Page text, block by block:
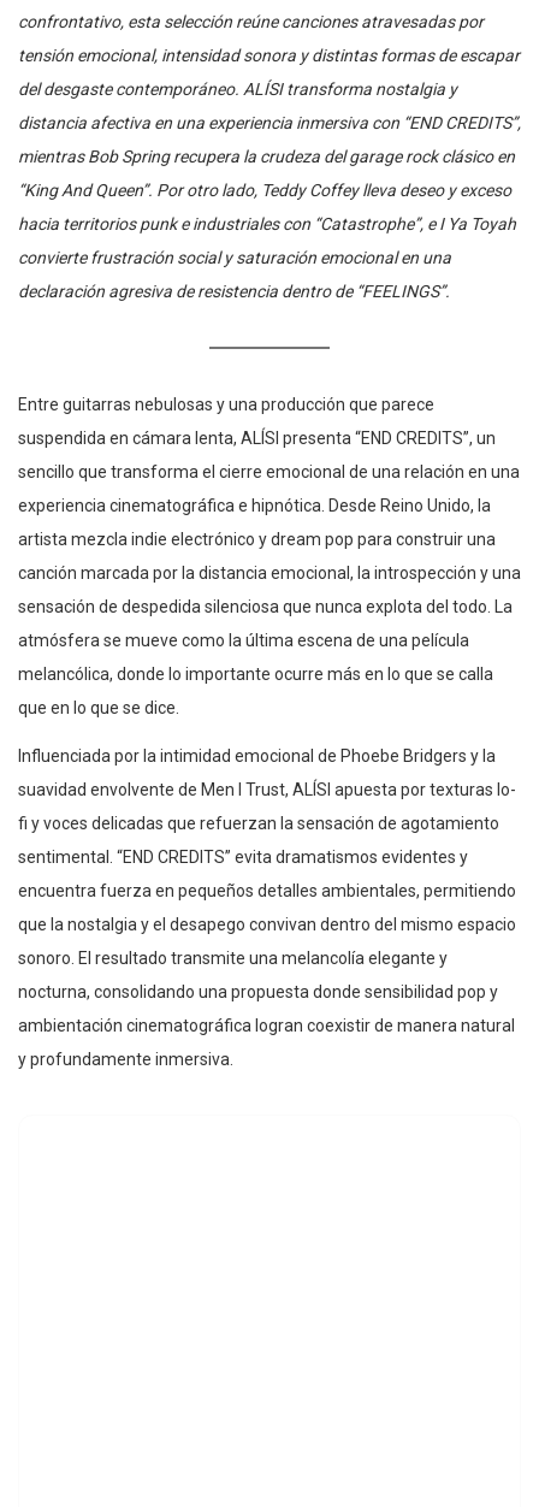
confrontativo, esta selección reúne canciones atravesadas por
tensión emocional, intensidad sonora y distintas formas de escapar
del desgaste contemporáneo. ALÍSI transforma nostalgia y
distancia afectiva en una experiencia inmersiva con “END CREDITS”,
mientras Bob Spring recupera la crudeza del garage rock clásico en
“King And Queen”. Por otro lado, Teddy Coffey lleva deseo y exceso
hacia territorios punk e industriales con “Catastrophe”, e I Ya Toyah
convierte frustración social y saturación emocional en una
declaración agresiva de resistencia dentro de “FEELINGS”.
Entre guitarras nebulosas y una producción que parece
suspendida en cámara lenta, ALÍSI presenta “END CREDITS”, un
sencillo que transforma el cierre emocional de una relación en una
experiencia cinematográfica e hipnótica. Desde Reino Unido, la
artista mezcla indie electrónico y dream pop para construir una
canción marcada por la distancia emocional, la introspección y una
sensación de despedida silenciosa que nunca explota del todo. La
atmósfera se mueve como la última escena de una película
melancólica, donde lo importante ocurre más en lo que se calla
que en lo que se dice.
Influenciada por la intimidad emocional de Phoebe Bridgers y la
suavidad envolvente de Men I Trust, ALÍSI apuesta por texturas lo-
fi y voces delicadas que refuerzan la sensación de agotamiento
sentimental. “END CREDITS” evita dramatismos evidentes y
encuentra fuerza en pequeños detalles ambientales, permitiendo
que la nostalgia y el desapego convivan dentro del mismo espacio
sonoro. El resultado transmite una melancolía elegante y
nocturna, consolidando una propuesta donde sensibilidad pop y
ambientación cinematográfica logran coexistir de manera natural
y profundamente inmersiva.